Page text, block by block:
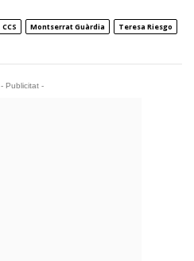
CCS Montserrat Guàrdia
Teresa Riesgo
- Publicitat -